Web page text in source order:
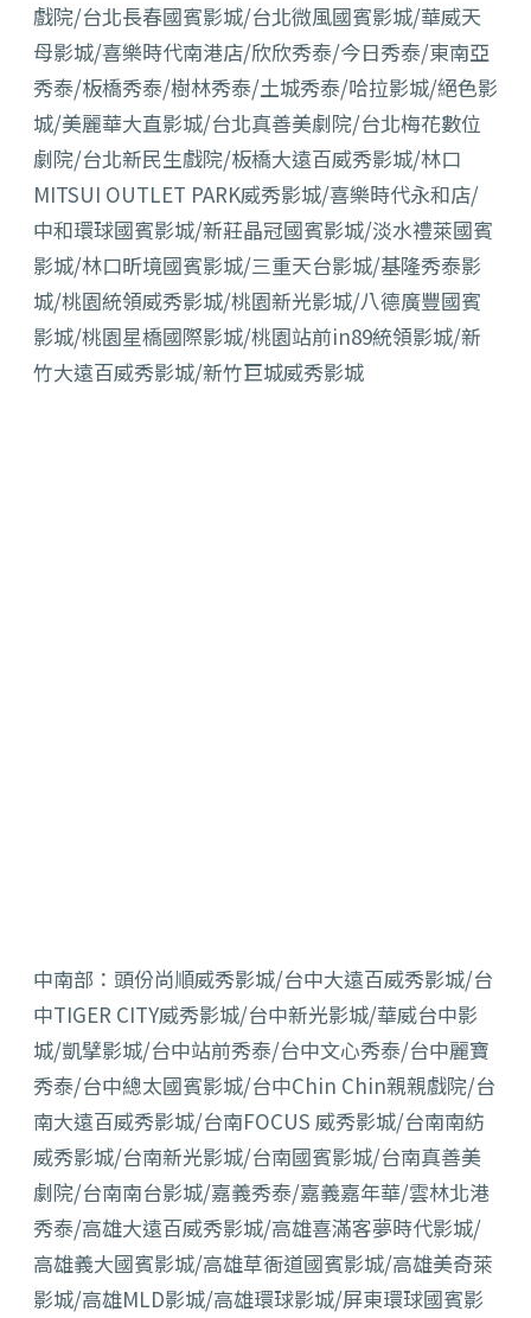
戲院/台北長春國賓影城/台北微風國賓影城/華威天
母影城/喜樂時代南港店/欣欣秀泰/今日秀泰/東南亞
秀泰/板橋秀泰/樹林秀泰/土城秀泰/哈拉影城/絕色影
城/美麗華大直影城/台北真善美劇院/台北梅花數位
劇院/台北新民生戲院/板橋大遠百威秀影城/林口
MITSUI OUTLET PARK威秀影城/喜樂時代永和店/
中和環球國賓影城/新莊晶冠國賓影城/淡水禮萊國賓
影城/林口昕境國賓影城/三重天台影城/基隆秀泰影
城/桃園統領威秀影城/桃園新光影城/八德廣豐國賓
影城/桃園星橋國際影城/桃園站前in89統領影城/新
竹大遠百威秀影城/新竹巨城威秀影城
中南部：頭份尚順威秀影城/台中大遠百威秀影城/台
中TIGER CITY威秀影城/台中新光影城/華威台中影
城/凱擘影城/台中站前秀泰/台中文心秀泰/台中麗寶
秀泰/台中總太國賓影城/台中Chin Chin親親戲院/台
南大遠百威秀影城/台南FOCUS 威秀影城/台南南紡
威秀影城/台南新光影城/台南國賓影城/台南真善美
劇院/台南南台影城/嘉義秀泰/嘉義嘉年華/雲林北港
秀泰/高雄大遠百威秀影城/高雄喜滿客夢時代影城/
高雄義大國賓影城/高雄草衙道國賓影城/高雄美奇萊
影城/高雄MLD影城/高雄環球影城/屏東環球國賓影